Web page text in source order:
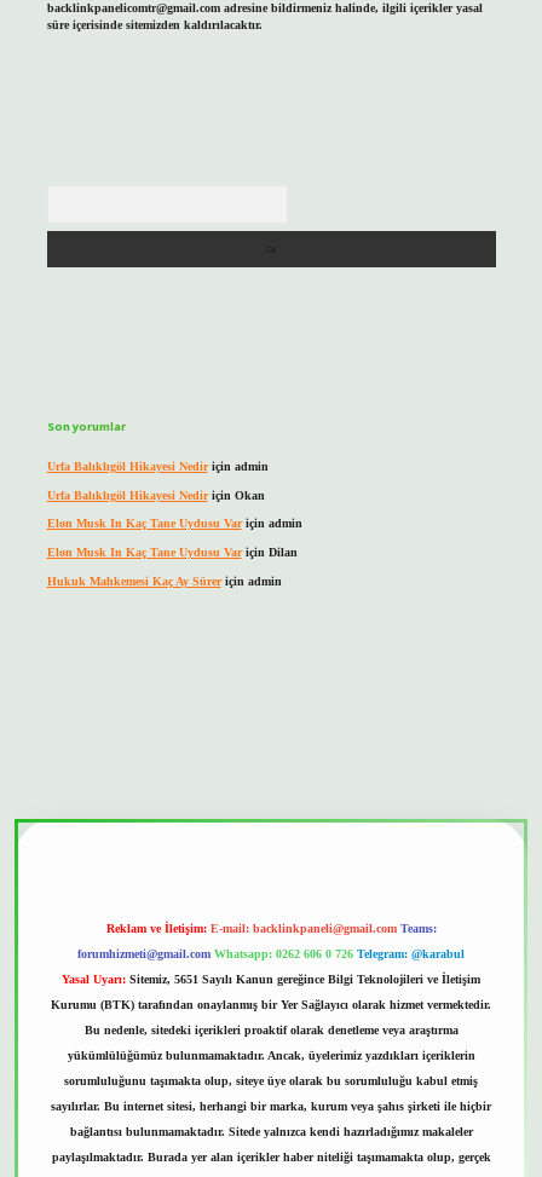
backlinkpanelicomtr@gmail.comadresine bildirmeniz halinde, ilgili içerikler yasal
süre içerisinde sitemizden kaldırılacaktır.
Son yorumlar
Urfa Balıklıgöl Hikayesi Nediriçin admin
Urfa Balıklıgöl Hikayesi Nediriçin Okan
Elon Musk In Kaç Tane Uydusu Variçin admin
Elon Musk In Kaç Tane Uydusu Variçin Dilan
Hukuk Mahkemesi Kaç Ay Süreriçin admin
Reklam ve İletişim: E-mail: backlinkpaneli@gmail.com Teams:
forumhizmeti@gmail.com Whatsapp: 0262 606 0 726 Telegram: @karabul
Yasal Uyarı: Sitemiz, 5651 Sayılı Kanun gereğince Bilgi Teknolojileri ve İletişim
Kurumu (BTK) tarafından onaylanmış bir Yer Sağlayıcı olarak hizmet vermektedir.
Bu nedenle, sitedeki içerikleri proaktif olarak denetleme veya araştırma
yükümlülüğümüz bulunmamaktadır. Ancak, üyelerimiz yazdıkları içeriklerin
sorumluluğunu taşımakta olup, siteye üye olarak bu sorumluluğu kabul etmiş
sayılırlar. Bu internet sitesi, herhangi bir marka, kurum veya şahıs şirketi ile hiçbir
bağlantısı bulunmamaktadır. Sitede yalnızca kendi hazırladığımız makaleler
paylaşılmaktadır. Burada yer alan içerikler haber niteliği taşımamakta olup, gerçek